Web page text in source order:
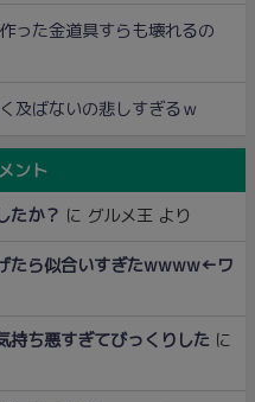
った金道具すらも壊れるの
及ばないの悲しすぎるｗ
ント
たか？ に グルメ王 より
たら似合いすぎたwwww←ワ
持ち悪すぎてびっくりした に